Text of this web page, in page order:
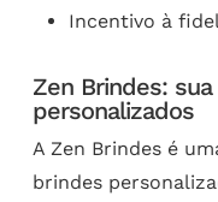
Incentivo à
Zen Brindes:
personalizados
A Zen Brindes é
brindes